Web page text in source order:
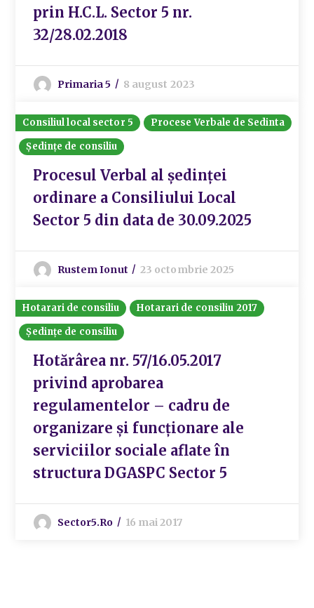
prin H.C.L. Sector 5 nr.
32/28.02.2018
Primaria 5 8 august 2023
Consiliul local sector 5
Procese Verbale de Sedinta
Ședințe de consiliu
Procesul Verbal al ședinței
ordinare a Consiliului Local
Sector 5 din data de 30.09.2025
Rustem Ionut 23 octombrie 2025
Hotarari de consiliu
Hotarari de consiliu 2017
Ședințe de consiliu
Hotărârea nr. 57/16.05.2017
privind aprobarea
regulamentelor – cadru de
organizare și funcționare ale
serviciilor sociale aflate în
structura DGASPC Sector 5
Sector5.ro 16 mai 2017